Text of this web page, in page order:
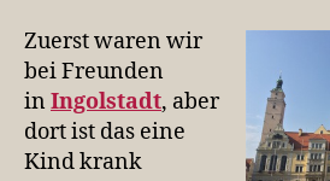
Zuerst waren wir
bei Freunden
in Ingolstadt, aber
dort ist das eine
Kind krank